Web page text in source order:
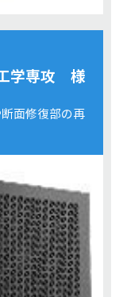
学専攻 様
面修復部の再